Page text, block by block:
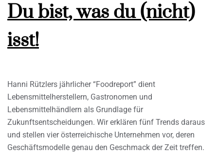
Du bist, was du (nicht)
isst!
Hanni Rützlers jährlicher “Foodreport” dient
Lebensmittelherstellern, Gastronomen und
Lebensmittelhändlern als Grundlage für
Zukunftsentscheidungen. Wir erklären fünf Trends daraus
und stellen vier österreichische Unternehmen vor, deren
Geschäftsmodelle genau den Geschmack der Zeit treffen.